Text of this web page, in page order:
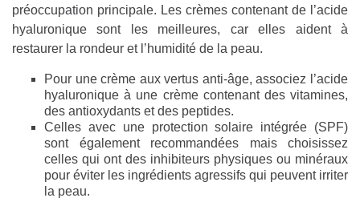
préoccupation principale. Les crèmes contenant de l’acide
hyaluronique sont les meilleures, car elles aident à
restaurer la rondeur et l’humidité de la peau.
Pour une crème aux vertus anti-âge, associez l’acide
hyaluronique à une crème contenant des vitamines,
des antioxydants et des peptides.
Celles avec une protection solaire intégrée (SPF)
sont également recommandées mais choisissez
celles qui ont des inhibiteurs physiques ou minéraux
pour éviter les ingrédients agressifs qui peuvent irriter
la peau.